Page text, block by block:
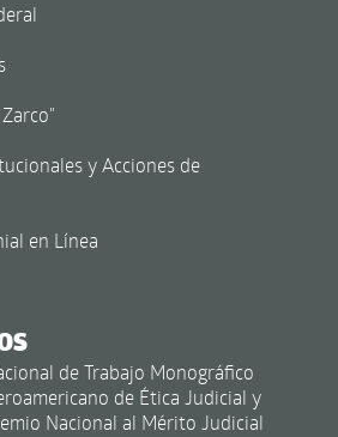
y Acciones de
en Línea
de Trabajo Monográfico
de Ética Judicial y
Nacional al Mérito Judicial